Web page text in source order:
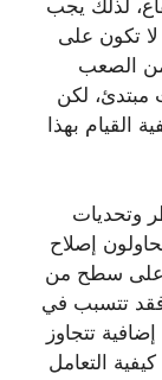
لذلك يجب
تكون على
من الصعب
لكن
القيام بهذا
وتحديات
إصلاح
على سطح من
فقد تتسبب في
تتجاوز
التعامل